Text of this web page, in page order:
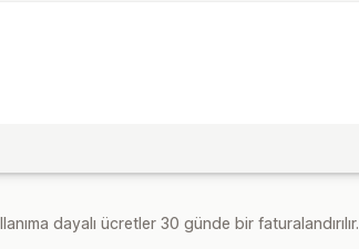
dayalı ücretler 30 günde bir faturalandırılır.